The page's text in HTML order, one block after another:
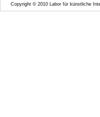
Copyright © 2010 Labor für künstliche